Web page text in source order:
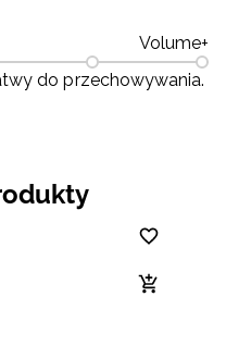
Volume+
do przechowywania.